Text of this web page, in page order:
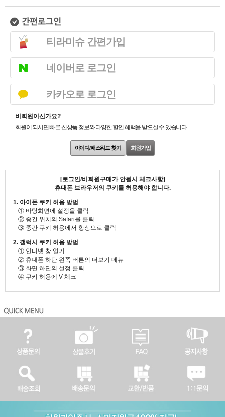
티라미슈 간편가입
네이버로 로그인
카카오로 로그인
비회원이신가요?
회원이 되시면 빠른 신상품 정보와 다양한 할인 혜택을 받으실 수 있습니다.
아이디/패스워드 찾기 회원가입
[로그인/비회원구매가 안될시 체크사항]
휴대폰 브라우저의 쿠키를 허용해야 합니다.
1. 아이폰 쿠키 허용 방법
① 바탕화면에 설정을 클릭
② 중간 위치의 Safari를 클릭
③ 중간 쿠키 허용에서 항상으로 클릭
2. 갤럭시 쿠키 허용 방법
① 인터넷 창 열기
② 휴대폰 하단 왼쪽 버튼의 더보기 메뉴
③ 화면 하단의 설정 클릭
④ 쿠키 허용에 V 체크